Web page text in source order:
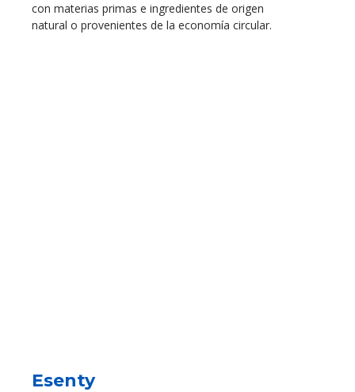
con materias primas e ingredientes de origen
natural o provenientes de la economía circular.
Esenty